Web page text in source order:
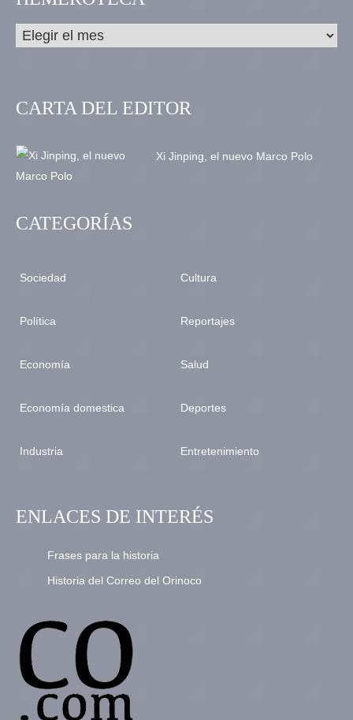
CARTA DEL EDITOR
Xi Jinping, el nuevo Marco Polo
CATEGORÍAS
Sociedad
Política
Economía
Economía domestica
Industria
Cultura
Reportajes
Salud
Deportes
Entretenimiento
ENLACES DE INTERÉS
Frases para la historia
Historia del Correo del Orinoco